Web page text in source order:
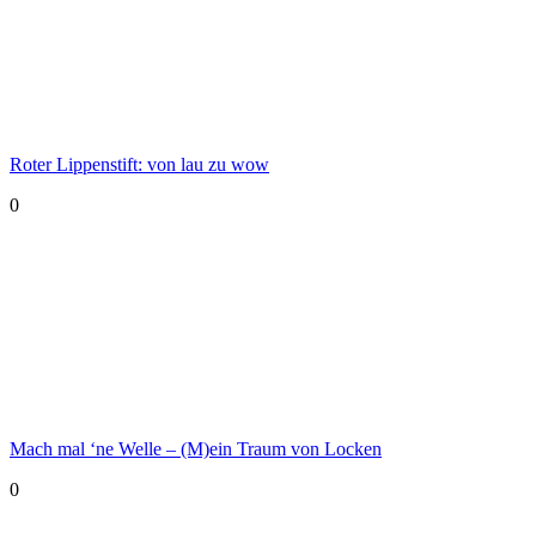
Roter Lippenstift: von lau zu wow
0
Mach mal ‘ne Welle – (M)ein Traum von Locken
0